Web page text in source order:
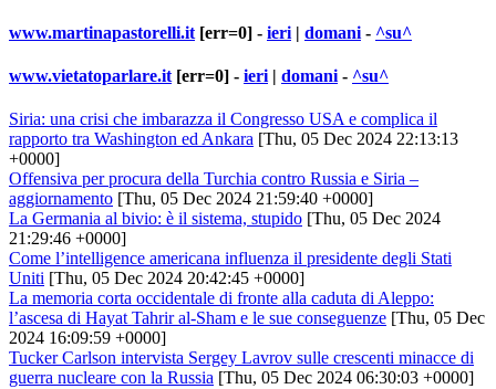
www.martinapastorelli.it [err=0] - ieri | domani - ^su^
www.vietatoparlare.it [err=0] - ieri | domani - ^su^
Siria: una crisi che imbarazza il Congresso USA e complica il
rapporto tra Washington ed Ankara [Thu, 05 Dec 2024 22:13:13
+0000]
Offensiva per procura della Turchia contro Russia e Siria –
aggiornamento [Thu, 05 Dec 2024 21:59:40 +0000]
La Germania al bivio: è il sistema, stupido [Thu, 05 Dec 2024
21:29:46 +0000]
Come l’intelligence americana influenza il presidente degli Stati
Uniti [Thu, 05 Dec 2024 20:42:45 +0000]
La memoria corta occidentale di fronte alla caduta di Aleppo:
l’ascesa di Hayat Tahrir al-Sham e le sue conseguenze [Thu, 05 Dec
2024 16:09:59 +0000]
Tucker Carlson intervista Sergey Lavrov sulle crescenti minacce di
guerra nucleare con la Russia [Thu, 05 Dec 2024 06:30:03 +0000]